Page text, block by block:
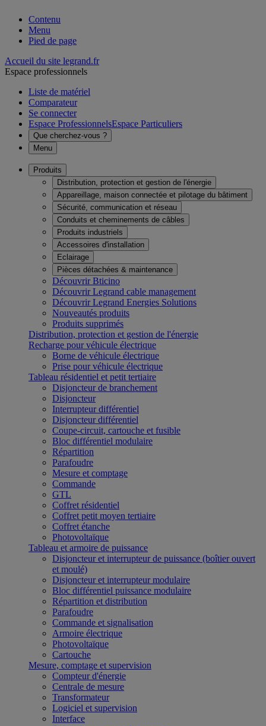
Contenu
Menu
Pied de page
Accueil du site legrand.fr
Espace professionnels
Liste de matériel
Comparateur
Se connecter
Espace ProfessionnelsEspace Particuliers
Que cherchez-vous ?
Menu
Produits
Distribution, protection et gestion de l'énergie
Appareillage, maison connectée et pilotage du bâtiment
Sécurité, communication et réseau
Conduits et cheminements de câbles
Produits industriels
Accessoires d'installation
Eclairage
Pièces détachées & maintenance
Découvrir Bticino
Découvrir Legrand cable management
Découvrir Legrand Energies Solutions
Nouveautés produits
Produits supprimés
Distribution, protection et gestion de l'énergie
Recharge pour véhicule électrique
Borne de véhicule électrique
Prise pour véhicule électrique
Tableau résidentiel et petit tertiaire
Disjoncteur de branchement
Disjoncteur
Interrupteur différentiel
Disjoncteur différentiel
Coupe-circuit, cartouche et fusible
Bloc différentiel modulaire
Répartition
Parafoudre
Mesure et comptage
Commande
GTL
Coffret résidentiel
Coffret petit moyen tertiaire
Coffret étanche
Photovoltaïque
Tableau et armoire de puissance
Disjoncteur et interrupteur de puissance (boîtier ouvert
et moulé)
Disjoncteur et interrupteur modulaire
Bloc différentiel puissance modulaire
Répartition et distribution
Parafoudre
Commande et signalisation
Armoire électrique
Photovoltaïque
Cartouche
Mesure, comptage et supervision
Compteur d'énergie
Centrale de mesure
Transformateur
Logiciel et supervision
Interface